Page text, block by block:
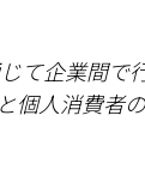
て企業間で
個人消費者